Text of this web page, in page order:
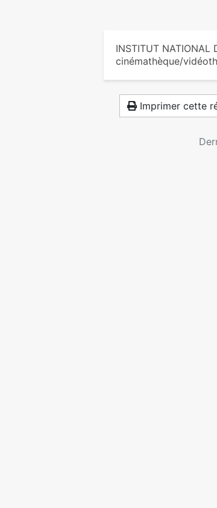
INSTITUT NATIONAL
cinémathèque/
Imprimer cette